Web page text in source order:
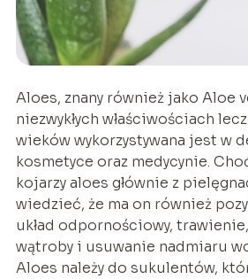
Aloes, znany również jako Aloe
niezwykłych właściwościach
wieków wykorzystywana jest w
kosmetyce oraz medycynie.
kojarzy aloes głównie z
wiedzieć, że ma on również
układ odpornościowy,
wątroby i usuwanie nadmiaru
Aloes należy do sukulentów,